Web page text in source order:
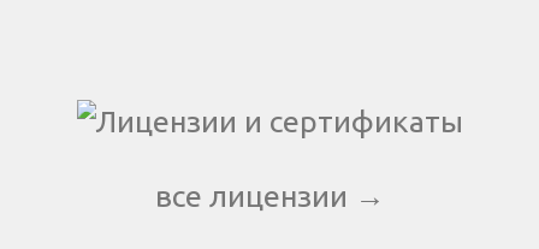
все лицензии →